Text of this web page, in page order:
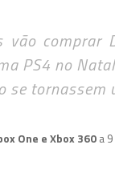
vão comprar
PS4 no
se tornassem
One e Xbox 360a